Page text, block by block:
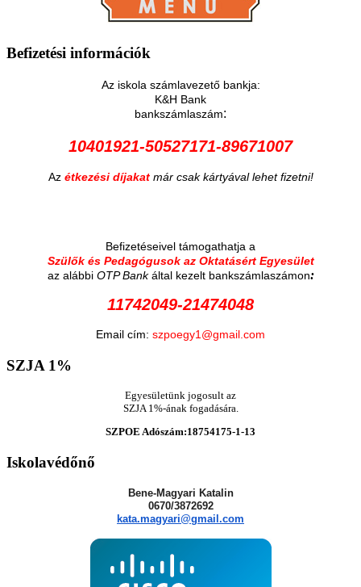
Befizetési információk
Az iskola számlavezető bankja:
K&H Bank
bankszámlaszám:
10401921-50527171-89671007
Az étkezési díjakat már csak kártyával lehet fizetni!
Befizetéseivel támogathatja a
Szülők és Pedagógusok az Oktatásért Egyesület
az alábbi OTP Bankáltal kezelt bankszámlaszámon:
11742049-21474048
Email cím: szpoegy1@gmail.com
SZJA 1%
Egyesületünk jogosult az
SZJA 1%-ának fogadására.
SZPOE Adószám:18754175-1-13
Iskolavédőnő
Bene-Magyari Katalin
0670/3872692
kata.magyari@gmail.com